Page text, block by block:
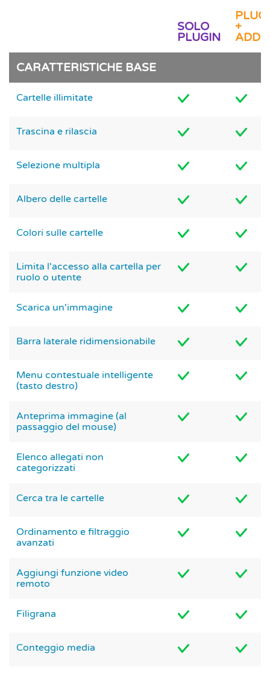
SOLO
PLUGIN
+
CARATTERISTICHE BASE
Cartelle illimitate
Trascina e rilascia
Selezione multipla
Albero delle cartelle
Colori sulle cartelle
Limita l'accesso alla cartella per
ruolo o utente
Scarica un'immagine
Barra laterale ridimensionabile
Menu contestuale intelligente
(tasto destro)
Anteprima immagine (al
passaggio del mouse)
Elenco allegati non
categorizzati
Cerca tra le cartelle
Ordinamento e filtraggio
avanzati
Aggiungi funzione video
remoto
Filigrana
Conteggio media